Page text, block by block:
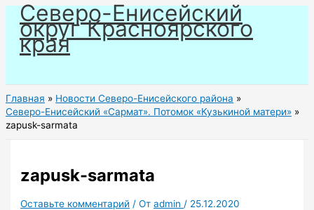
Перейти
содержимому
Северо-Енисейский
округ Красноярского
края
Главная
Новости Северо-Енисейского района
Северо-Енисейский «Сармат». Потомок «Кузькиной матери»
zapusk-sarmata
zapusk-sarmata
Оставьте комментарий / Отadmin / 25.12.2020